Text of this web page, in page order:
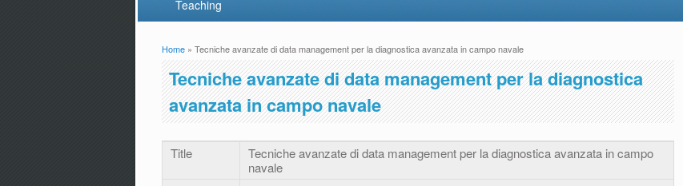
Teaching
You are here
Home » Tecniche avanzate di data management per la diagnostica avanzata in campo navale
Tecniche avanzate di data management per la diagnostica
avanzata in campo navale
Title
Tecniche avanzate di data management per la diagnostica avanzata in campo
navale